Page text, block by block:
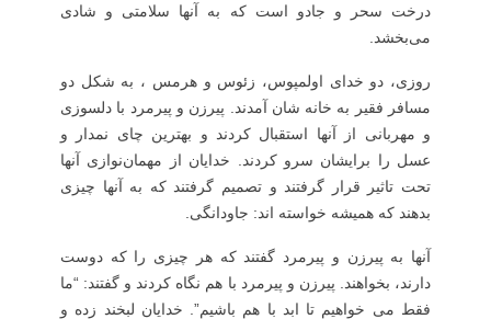
درخت سحر و جادو است که به آنها سلامتی و شادی
می‌بخشد.
روزی، دو خدای اولمپوس، زئوس و هرمس ، به شکل دو
مسافر فقیر به خانه شان آمدند. پیرزن و پیرمرد با دلسوزی
و مهربانی از آنها استقبال کردند و بهترین چای نمدار و
عسل را برایشان سرو کردند. خدایان از مهمان‌نوازی آنها
تحت تاثیر قرار گرفتند و تصمیم گرفتند که به آنها چیزی
بدهند که همیشه خواسته اند: جاودانگی.
آنها به پیرزن و پیرمرد گفتند که هر چیزی را که دوست
دارند، بخواهند. پیرزن و پیرمرد با هم نگاه کردند و گفتند: “ما
فقط می خواهیم تا ابد با هم باشیم”. خدایان لبخند زده و